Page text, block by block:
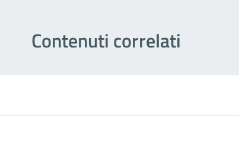
Contenuti correlati